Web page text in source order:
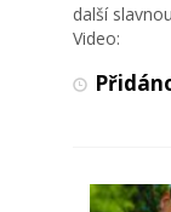
další
Video: